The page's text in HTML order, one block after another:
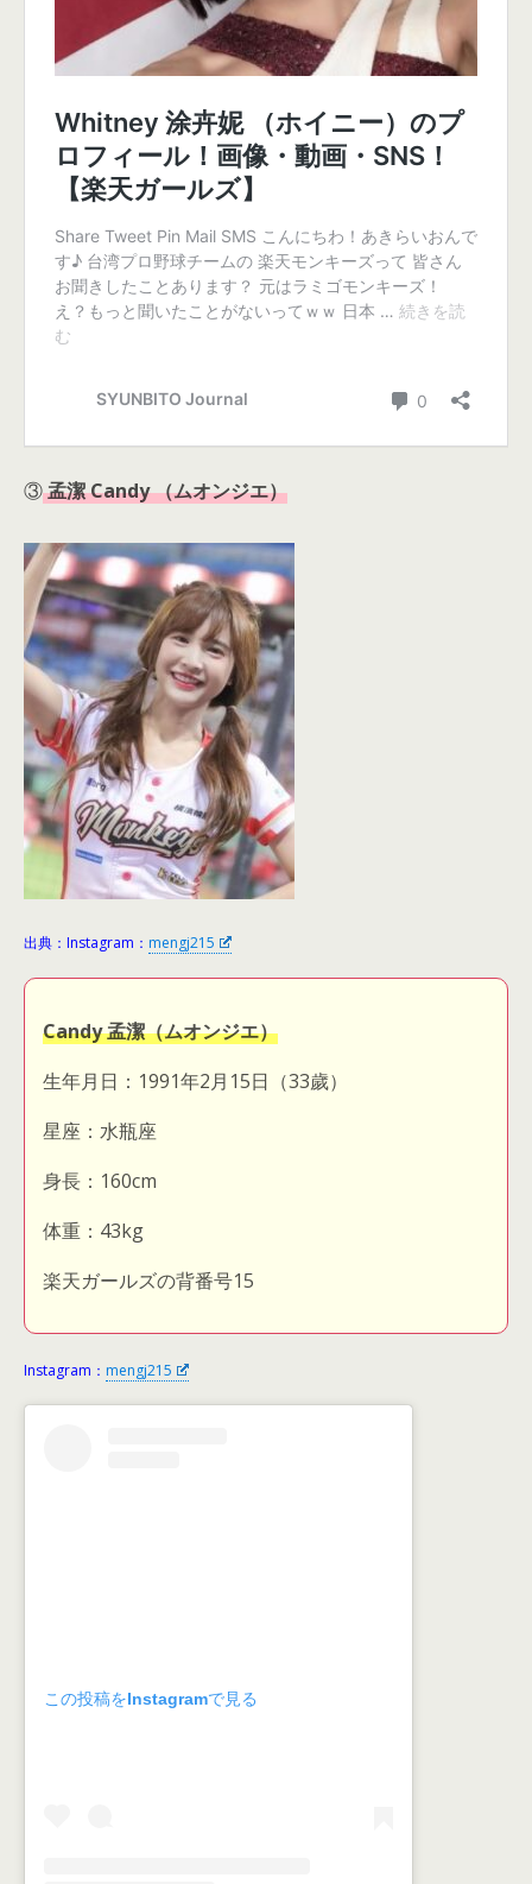
③孟潔 Candy （ムオンジエ）
出典：Instagram： mengj215
Candy 孟潔（ムオンジエ）
生年月日：1991年2月15日（33歲）
星座：水瓶座
身長：160cm
体重：43kg
楽天ガールズの背番号15
Instagram： mengj215
この投稿をInstagramで見る